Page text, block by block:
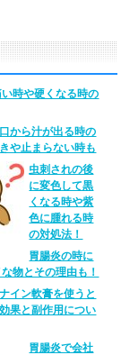
時や硬くなる時の
から汁が出る時の
や止まらない時も
虫刺されの後
に変色して黒
くなる時や紫
色に腫れる時
の対処法！
胃腸炎の時に
物とその理由も！
イン軟膏を使うと
果と副作用につい
胃腸炎で会社